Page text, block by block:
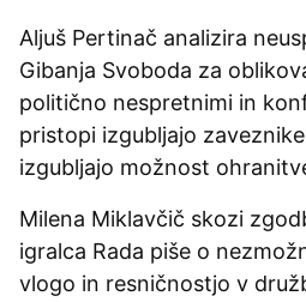
Aljuš Pertinač analizira
Gibanja Svoboda za
politično nespretnimi in
pristopi izgubljajo
izgubljajo možnost
Milena Miklavčič skozi
igralca Rada piše o
vlogo in resničnostjo v